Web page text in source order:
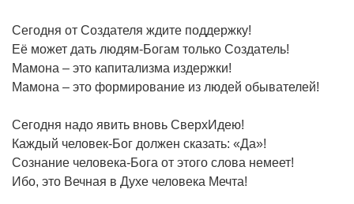
Сегодня от Создателя ждите поддержку!
Её может дать людям-Богам только Создатель!
Мамона – это капитализма издержки!
Мамона – это формирование из людей обывателей!
Сегодня надо явить вновь СверхИдею!
Каждый человек-Бог должен сказать: «Да»!
Сознание человека-Бога от этого слова немеет!
Ибо, это Вечная в Духе человека Мечта!